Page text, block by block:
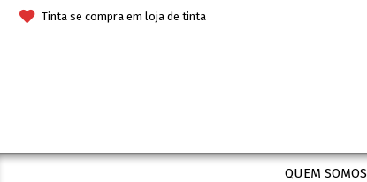
Skip
Tinta se compra em loja de tinta
QUEM SOMOS